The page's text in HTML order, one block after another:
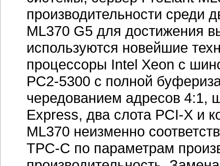
производительности среди
ML370 G5 для достижения
используются новейшие
процессоры Intel Xeon с
PC2-5300 с полной
чередованием адресов 4:1,
Express, два слота PCI-X и
ML370 неизменно
TPC-C по параметрам